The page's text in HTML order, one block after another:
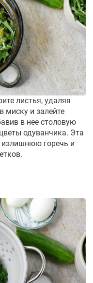
листья, удаляя
миску и залейте
в нее столовую
одуванчика. Эта
горечь и